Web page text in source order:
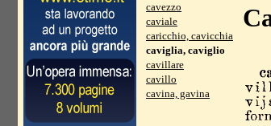
cavezzo
caviale
caricchio, cavicchia
caviglia, caviglio
cavillare
cavillo
cavina, gavina